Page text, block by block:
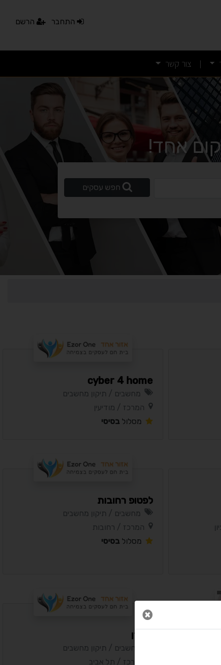
התחבר הרשם
| צור קשר
אחד!
חפש עסקים
cyber 4 home
מחשבים / תיקון מחשבים
המרכז / מודיעין
מסלול בסיסי
לפטופ רחובות
מחשבים / תיקון מחשבים
המרכז / רחובות
מסלול בסיסי
אלידן
מחשבים / תיקון מחשבים
המרכז / תל אביב
סגור חלון